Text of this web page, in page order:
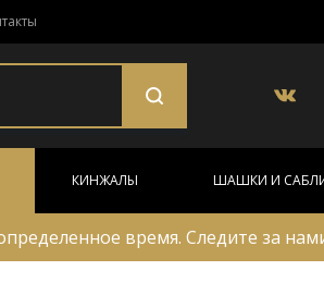
КИНЖАЛЫ ШАШКИ И
время. Следите за